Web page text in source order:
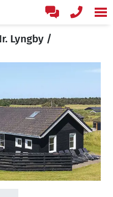
Lyngby /